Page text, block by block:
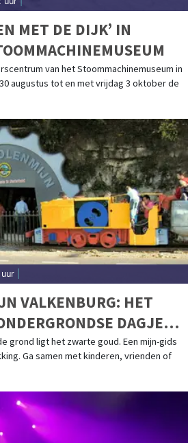
MET DE DIJK’ IN
van het Stoommachinemuseum in
augustus tot en met vrijdag 3 oktober de
VALKENBURG: HET
DAGJE
grond ligt het zwarte goud. Een mijn-gids
Ga samen met kinderen, vrienden of